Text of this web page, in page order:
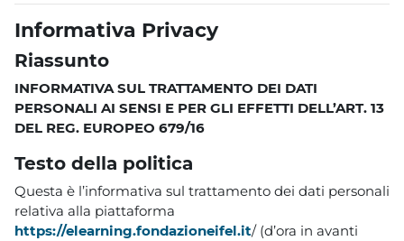
Informativa Privacy
Riassunto
INFORMATIVA SUL TRATTAMENTO DEI DATI
PERSONALI AI SENSI E PER GLI EFFETTI DELL’ART. 13
DEL REG. EUROPEO 679/16
Testo della politica
Questa è l’informativa sul trattamento dei dati personali
relativa alla piattaforma
https://elearning.fondazioneifel.it/ (d’ora in avanti